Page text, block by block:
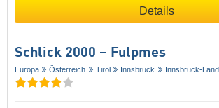
Details
Schlick 2000 – Fulpmes
Europa Österreich Tirol Innsbruck Innsbruck-Land